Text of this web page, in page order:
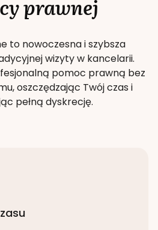
prawnej
to nowoczesna i szybsza
wizyty w kancelarii.
pomoc prawną bez
oszczędzając Twój czas i
pełną dyskrecję.